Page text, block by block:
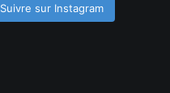
Suivre sur Instagram